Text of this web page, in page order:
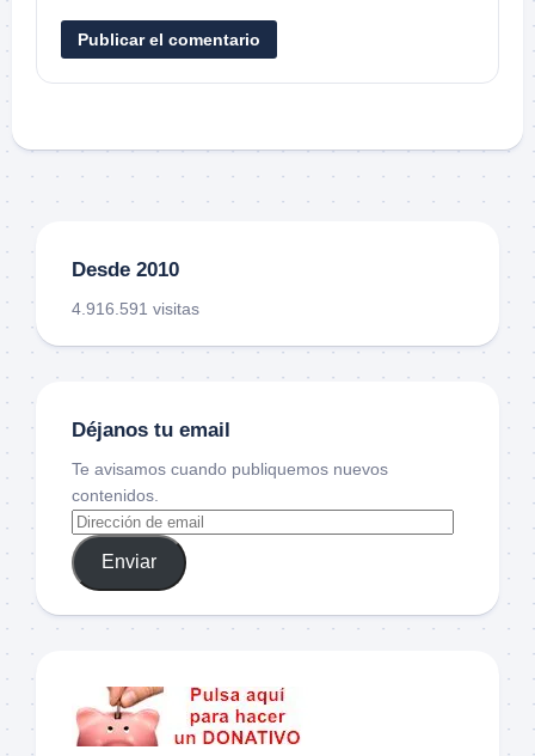
Desde 2010
4.916.591 visitas
Déjanos tu email
Te avisamos cuando publiquemos nuevos
contenidos.
Enviar